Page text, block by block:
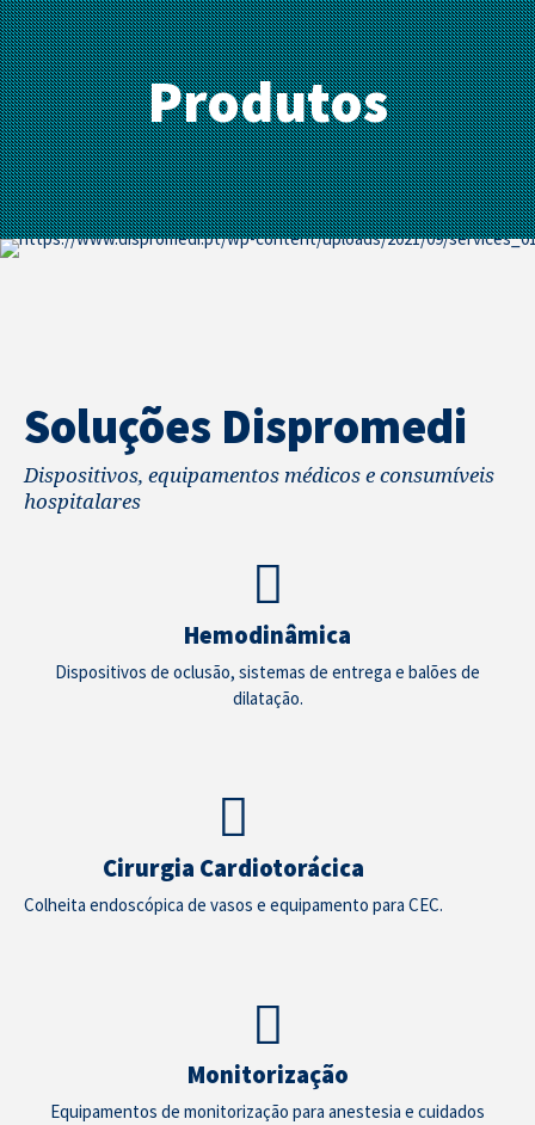
Produtos
Soluções Dispromedi
Dispositivos, equipamentos médicos e consumíveis
hospitalares
Hemodinâmica
Dispositivos de oclusão, sistemas de entrega e balões de
dilatação.
Cirurgia Cardiotorácica
Colheita endoscópica de vasos e equipamento para CEC.
Monitorização
Equipamentos de monitorização para anestesia e cuidados